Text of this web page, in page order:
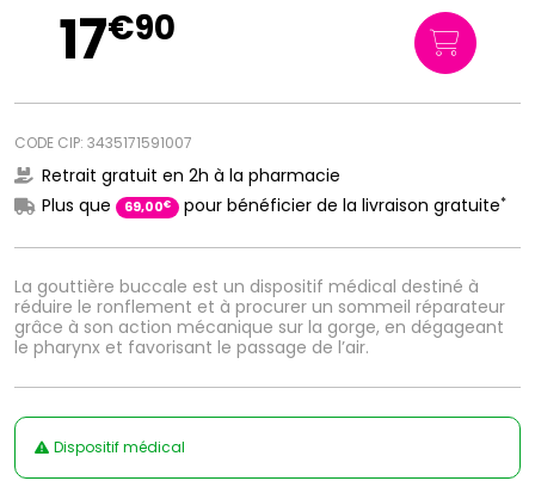
La gouttière buccale est un dispositif médical destiné à
réduire le ronflement et à procurer un sommeil réparateur
grâce à son action mécanique sur la gorge, en dégageant
le pharynx et favorisant le passage de l’air.
17€90
CODE CIP: 3435171591007
Retrait gratuit en 2h à la pharmacie
Plus que
69,00€ pour bénéficier de la livraison gratuite*
Dispositif médical